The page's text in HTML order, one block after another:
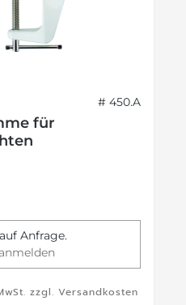
# 450.A
für
Anfrage.
zzgl. Versandkosten